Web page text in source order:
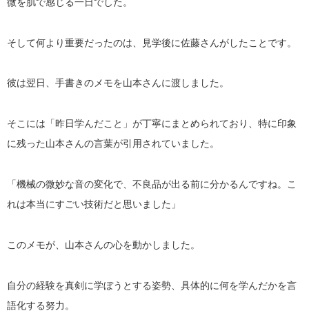
そして何より重要だったのは、見学後に佐藤さんがしたことです。
彼は翌日、手書きのメモを山本さんに渡しました。
そこには「昨日学んだこと」が丁寧にまとめられており、特に印象
に残った山本さんの言葉が引用されていました。
「機械の微妙な音の変化で、不良品が出る前に分かるんですね。こ
れは本当にすごい技術だと思いました」
このメモが、山本さんの心を動かしました。
自分の経験を真剣に学ぼうとする姿勢、具体的に何を学んだかを言
語化する努力。